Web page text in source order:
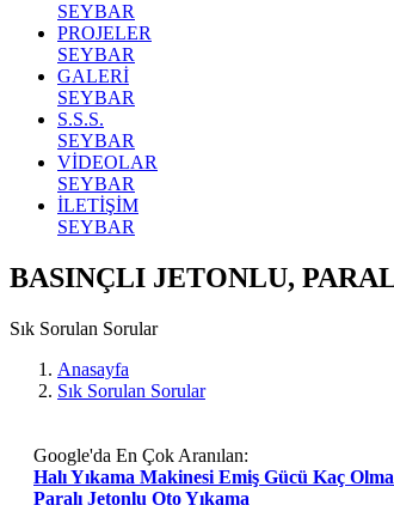
SEYBAR
PROJELER
SEYBAR
GALERİ
SEYBAR
S.S.S.
SEYBAR
VİDEOLAR
SEYBAR
İLETİŞİM
SEYBAR
BASINÇLI JETONLU,
Sık Sorulan Sorular
Anasayfa
Sık Sorulan Sorular
Google'da En Çok Aranılan:
Halı Yıkama Makinesi Emiş Gücü Kaç
Paralı Jetonlu Oto Yıkama